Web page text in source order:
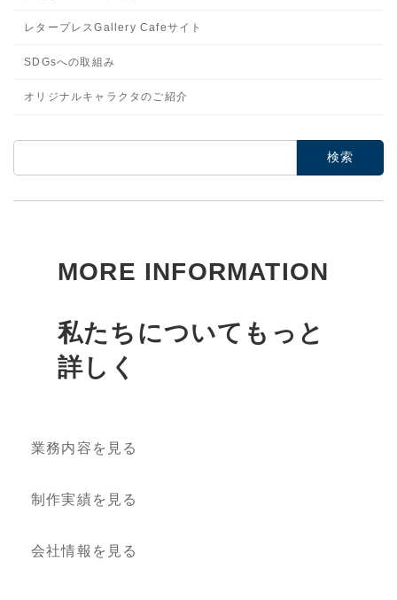
レタープレスGallery Cafeサイト
SDGsへの取組み
オリジナルキャラクタのご紹介
索:
MORE INFORMATION
私たちについてもっと
詳しく
業務内容を見る
制作実績を見る
会社情報を見る